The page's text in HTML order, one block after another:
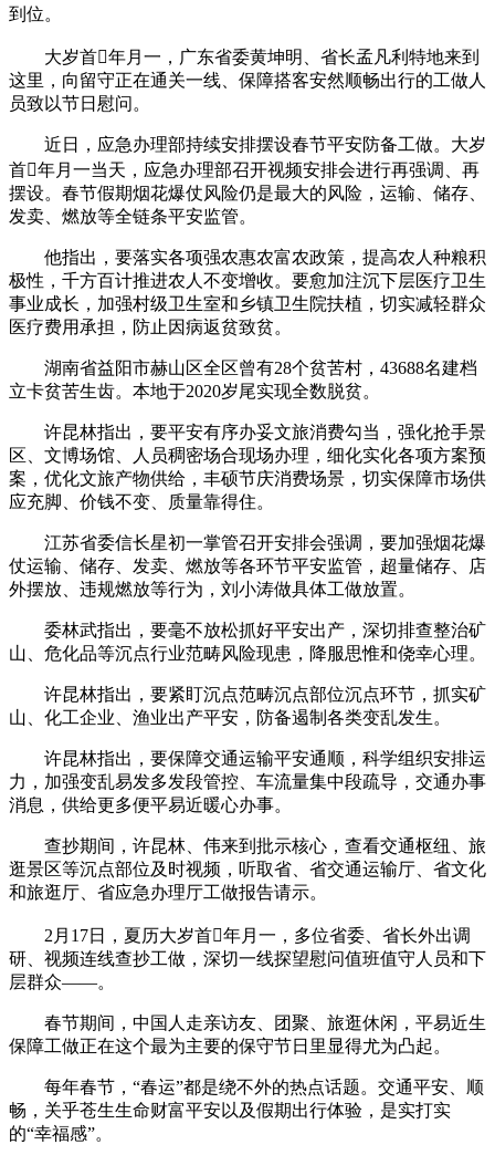
到位。
大岁首年月一，广东省委黄坤明、省长孟凡利特地来到
这里，向留守正在通关一线、保障搭客安然顺畅出行的工做人
员致以节日慰问。
近日，应急办理部持续安排摆设春节平安防备工做。大岁
首年月一当天，应急办理部召开视频安排会进行再强调、再
摆设。春节假期烟花爆仗风险仍是最大的风险，运输、储存、
发卖、燃放等全链条平安监管。
他指出，要落实各项强农惠农富农政策，提高农人种粮积
极性，千方百计推进农人不变增收。要愈加注沉下层医疗卫生
事业成长，加强村级卫生室和乡镇卫生院扶植，切实减轻群众
医疗费用承担，防止因病返贫致贫。
湖南省益阳市赫山区全区曾有28个贫苦村，43688名建档
立卡贫苦生齿。本地于2020岁尾实现全数脱贫。
许昆林指出，要平安有序办妥文旅消费勾当，强化抢手景
区、文博场馆、人员稠密场合现场办理，细化实化各项方案预
案，优化文旅产物供给，丰硕节庆消费场景，切实保障市场供
应充脚、价钱不变、质量靠得住。
江苏省委信长星初一掌管召开安排会强调，要加强烟花爆
仗运输、储存、发卖、燃放等各环节平安监管，超量储存、店
外摆放、违规燃放等行为，刘小涛做具体工做放置。
委林武指出，要毫不放松抓好平安出产，深切排查整治矿
山、危化品等沉点行业范畴风险现患，降服思惟和侥幸心理。
许昆林指出，要紧盯沉点范畴沉点部位沉点环节，抓实矿
山、化工企业、渔业出产平安，防备遏制各类变乱发生。
许昆林指出，要保障交通运输平安通顺，科学组织安排运
力，加强变乱易发多发段管控、车流量集中段疏导，交通办事
消息，供给更多便平易近暖心办事。
查抄期间，许昆林、伟来到批示核心，查看交通枢纽、旅
逛景区等沉点部位及时视频，听取省、省交通运输厅、省文化
和旅逛厅、省应急办理厅工做报告请示。
2月17日，夏历大岁首年月一，多位省委、省长外出调
研、视频连线查抄工做，深切一线探望慰问值班值守人员和下
层群众——。
春节期间，中国人走亲访友、团聚、旅逛休闲，平易近生
保障工做正在这个最为主要的保守节日里显得尤为凸起。
每年春节，“春运”都是绕不外的热点话题。交通平安、顺
畅，关乎苍生生命财富平安以及假期出行体验，是实打实
的“幸福感”。